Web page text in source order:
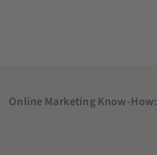
Online Marketing Know-How: